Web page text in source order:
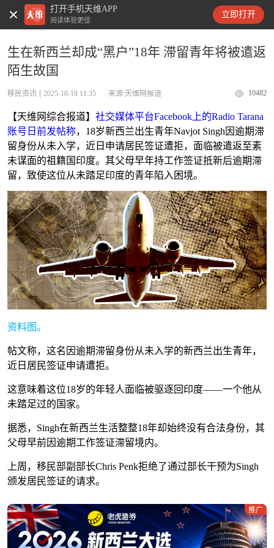
打开手机天维APP
阅读体验更佳
立即打开
天维新闻
生在新西兰却成“黑户”18年 滞留青年将被遣返
陌生故国
移民资讯 2025-10-18 11:35 来源:天维网报道 10482
【天维网综合报道】 社交媒体平台Facebook上的Radio Tarana
账号日前发帖称，18岁新西兰出生青年Navjot Singh因逾期滞
留身份从未入学，近日申请居民签证遭拒，面临被遣返至素
未谋面的祖籍国印度。其父母早年持工作签证抵新后逾期滞
留，致使这位从未踏足印度的青年陷入困境。
资料图。
帖文称，这名因逾期滞留身份从未入学的新西兰出生青年，
近日居民签证申请遭拒。
这意味着这位18岁的年轻人面临被驱逐回印度——一个他从
未踏足过的国家。
据悉，Singh在新西兰生活整整18年却始终没有合法身份，其
父母早前因逾期工作签证滞留境内。
上周，移民部副部长Chris Penk拒绝了通过部长干预为Singh
颁发居民签证的请求。
推广